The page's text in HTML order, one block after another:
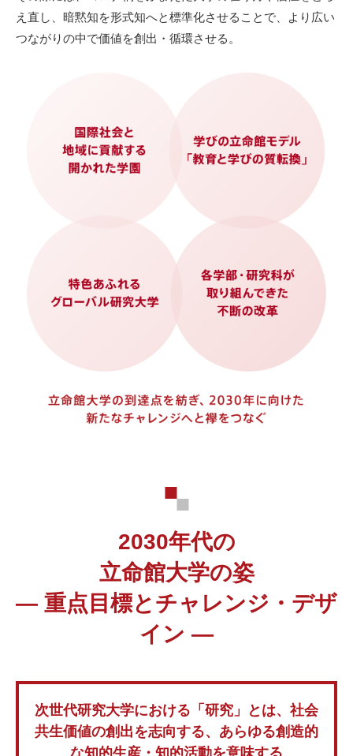
え直し、暗黙知を形式知へと標準化させることで、より広い
つながりの中で価値を創出・循環させる。
2030年代の
⽴命館⼤学の姿
— 重点⽬標とチャレンジ・デザ
イン —
次世代研究⼤学における「研究」とは、社会
共⽣価値の創出を志向する、 あらゆる創造的